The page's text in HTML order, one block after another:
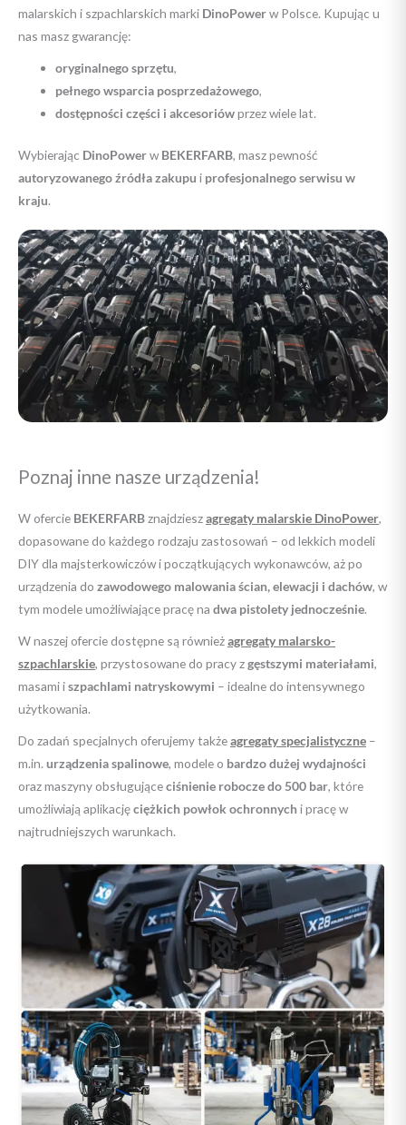
malarskich i szpachlarskich marki DinoPowerw Polsce. Kupując u
nas masz gwarancję:
oryginalnego sprzętu,
pełnego wsparcia posprzedażowego,
dostępności części i akcesoriówprzez wiele lat.
Wybierając DinoPowerwBEKERFARB, masz pewność
autoryzowanego źródła zakupu i profesjonalnego serwisu w
kraju.
Poznaj inne nasze urządzenia!
W ofercie BEKERFARBznajdzieszagregaty malarskie DinoPower,
dopasowane do każdego rodzaju zastosowań – od lekkich modeli
DIY dla majsterkowiczów i początkujących wykonawców, aż po
urządzenia do zawodowego malowania ścian, elewacji i dachów, w
tym modele umożliwiające pracę na dwa pistolety jednocześnie.
W naszej ofercie dostępne są równieżagregaty malarsko-
szpachlarskie, przystosowane do pracy zgęstszymi materiałami,
masami iszpachlami natryskowymi – idealne do intensywnego
użytkowania.
Do zadań specjalnych oferujemy takżeagregaty specjalistyczne –
m.in. urządzenia spalinowe, modele o bardzo dużej wydajności
oraz maszyny obsługująceciśnienie robocze do 500 bar, które
umożliwiają aplikacjęciężkich powłok ochronnychi pracę w
najtrudniejszych warunkach.